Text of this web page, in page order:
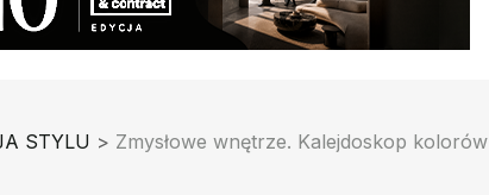
STYLU > Zmysłowe wnętrze. Kalejdoskop kolorów